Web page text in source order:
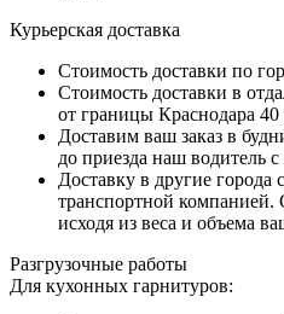
Курьерская доставка
Стоимость доставки по
Стоимость доставки в
от границы Краснодара 40
Доставим ваш заказ в
до приезда наш водитель
Доставку в другие города
транспортной компанией.
исходя из веса и объема
Разгрузочные работы
Для кухонных гарнитуров: